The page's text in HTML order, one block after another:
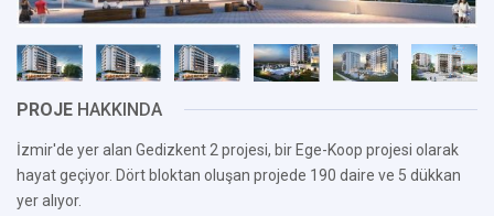
PROJE HAKKINDA
İzmir'de yer alan Gedizkent 2 projesi, bir Ege-Koop projesi olarak
hayat geçiyor. Dört bloktan oluşan projede 190 daire ve 5 dükkan
yer alıyor.